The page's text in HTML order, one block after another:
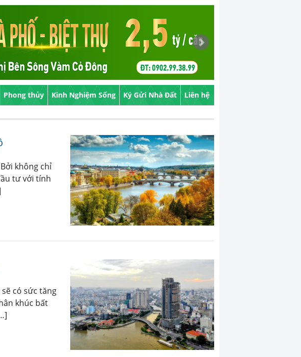
Phong thủy Kinh Nghiệm Sống Ký Gửi Nhà Đất Liên hệ
không chỉ
tư với tính
có sức tăng
khúc bất